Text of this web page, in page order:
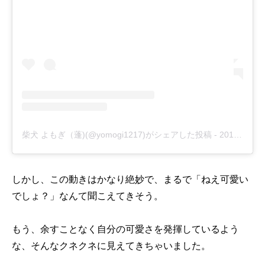
柴犬 よもぎ（蓬)(@yomogi1217)がシェアした投稿 - 2019年 3月月5日午前5時13分PST
しかし、この動きはかなり絶妙で、まるで「ねえ可愛い
でしょ？」なんて聞こえてきそう。
もう、余すことなく自分の可愛さを発揮しているよう
な、そんなクネクネに見えてきちゃいました。